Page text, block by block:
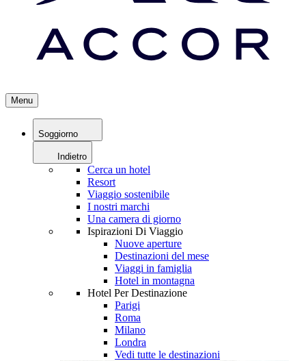
Menu
Soggiorno
Indietro
Cerca un hotel
Resort
Viaggio sostenibile
I nostri marchi
Una camera di giorno
Ispirazioni Di Viaggio
Nuove aperture
Destinazioni del mese
Viaggi in famiglia
Hotel in montagna
Hotel Per Destinazione
Parigi
Roma
Milano
Londra
Vedi tutte le destinazioni